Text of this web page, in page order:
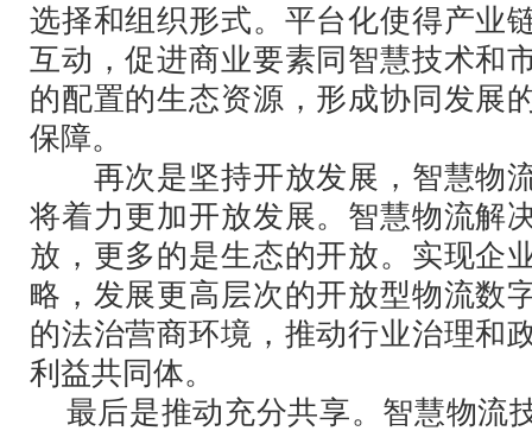
选择和组织形式。平台化使得产业
互动，促进商业要素同智慧技术和
的配置的生态资源，形成协同发展
保障。
再次是坚持开放发展，智慧物
将着力更加开放发展。智慧物流解
放，更多的是生态的开放。实现企
略，发展更高层次的开放型物流数
的法治营商环境，推动行业治理和
利益共同体。
最后是推动充分共享。智慧物流